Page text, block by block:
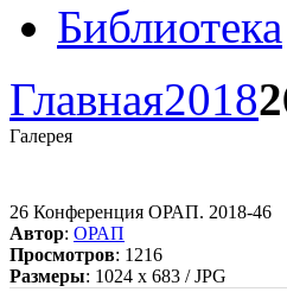
Библиотека
Главная2018
Галерея
26 Конференция ОРАП. 2018-46
Автор: ОРАП
Просмотров: 1216
Размеры: 1024 x 683 / JPG